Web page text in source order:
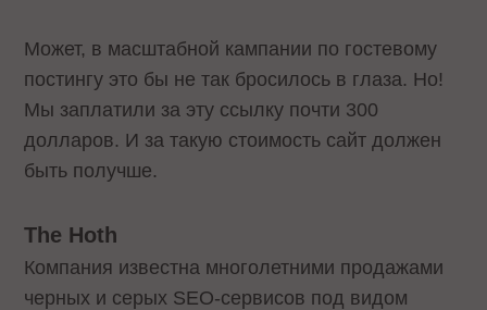
Может, в масштабной кампании по гостевому
постингу это бы не так бросилось в глаза. Но!
Мы заплатили за эту ссылку почти 300
долларов. И за такую стоимость сайт должен
быть получше.
The Hoth
Компания известна многолетними продажами
черных и серых SEO-сервисов под видом